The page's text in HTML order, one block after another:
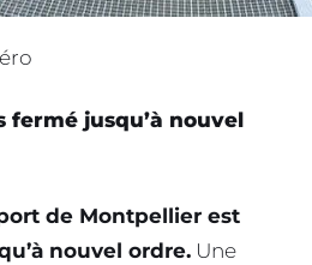
fermé jusqu’à nouvel
de Montpellier est
nouvel ordre. Une